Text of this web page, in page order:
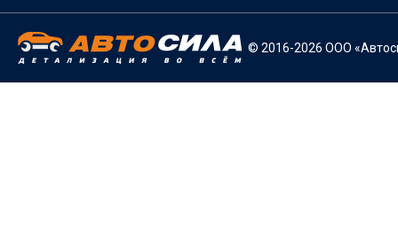
© 2016-2026 ООО